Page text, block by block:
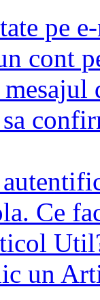
pe
cont
Ce
un